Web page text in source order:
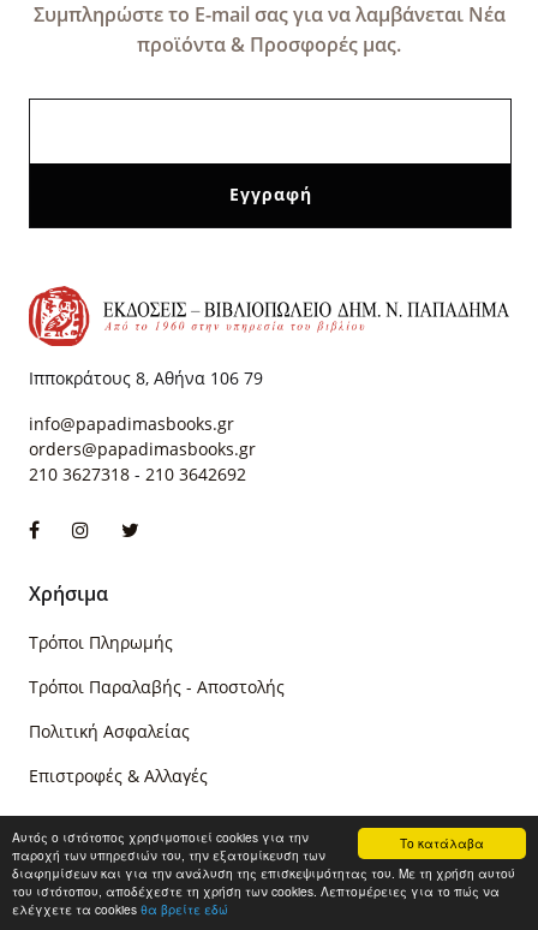
Το κατάλαβα
Αυτός ο ιστότοπος χρησιμοποιεί cookies για την
παροχή των υπηρεσιών του, την εξατομίκευση των
διαφημίσεων και για την ανάλυση της επισκεψιμότητας του. Με τη χρήση αυτού
του ιστότοπου, αποδέχεστε τη χρήση των cookies. Λεπτομέρειες για το πώς να
ελέγχετε τα cookies θα βρείτε εδώ
Συμπληρώστε το E-mail σας για να λαμβάνεται Νέα
προϊόντα & Προσφορές μας.
Ιπποκράτους 8, Αθήνα 106 79
info@papadimasbooks.gr
orders@papadimasbooks.gr
210 3627318 - 210 3642692
Χρήσιμα
Τρόποι Πληρωμής
Τρόποι Παραλαβής - Αποστολής
Πολιτική Ασφαλείας
Επιστροφές & Αλλαγές
Πληροφορίες
Σχετικά με μας